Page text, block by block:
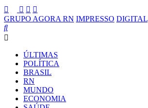
GRUPO AGORA RN IMPRESSO DIGITAL
ÚLTIMAS
POLÍTICA
BRASIL
RN
MUNDO
ECONOMIA